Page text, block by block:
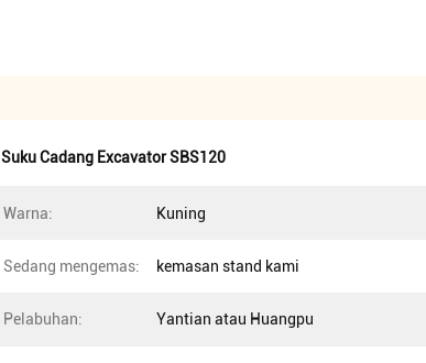
Suku Cadang Excavator SBS120
Warna: Kuning
Sedang mengemas: kemasan stand kami
Pelabuhan: Yantian atau Huangpu